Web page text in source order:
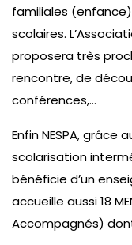
familiales
scolaires.
proposera très
rencontre, de
conférences,…
Enfin NESPA, grâce
scolarisation
bénéficie d’un
accueille aussi 18
Accompagnés)